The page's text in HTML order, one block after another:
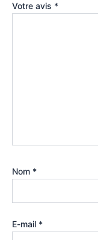
Votre avis *
Nom *
E-mail *